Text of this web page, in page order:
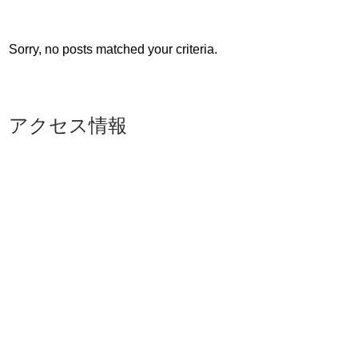
Sorry, no posts matched your criteria.
アクセス情報